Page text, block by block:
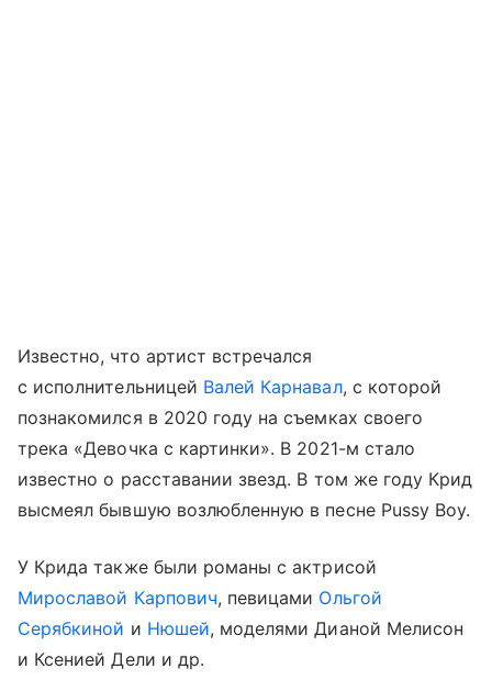
Известно, что артист встречался
с исполнительницей Валей Карнавал, с которой
познакомился в 2020 году на съемках своего
трека «Девочка с картинки». В 2021-м стало
известно о расставании звезд. В том же году Крид
высмеял бывшую возлюбленную в песне Pussy Boy.
У Крида также были романы с актрисой
Мирославой Карпович, певицами Ольгой
Серябкиной и Нюшей, моделями Дианой Мелисон
и Ксенией Дели и др.